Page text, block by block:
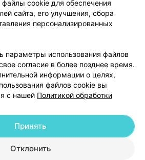
Партнеры
руководителю 103.by
персональных данных
191700409
| 220012, Республика Беларусь,
файлы cookie для обеспечения
сайта, его улучшения, сбора
персонализированных
параметры использования файлов
согласие в более позднее время.
информации о целях,
файлов cookie вы
с нашей Политикой обработки
Отклонить
Принять